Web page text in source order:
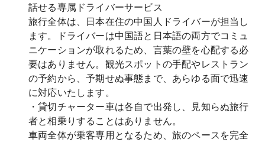
話せる専属ドライバーサービス
旅行全体は、日本在住の中国人ドライバーが担当し
ます。ドライバーは中国語と日本語の両方でコミュ
ニケーションが取れるため、言葉の壁を心配する必
要はありません。観光スポットの手配やレストラン
の予約から、予期せぬ事態まで、あらゆる面で迅速
に対応いたします。
・貸切チャーター車は各自で出発し、見知らぬ旅行
者と相乗りすることはありません。
車両全体が乗客専用となるため、旅のペースを完全